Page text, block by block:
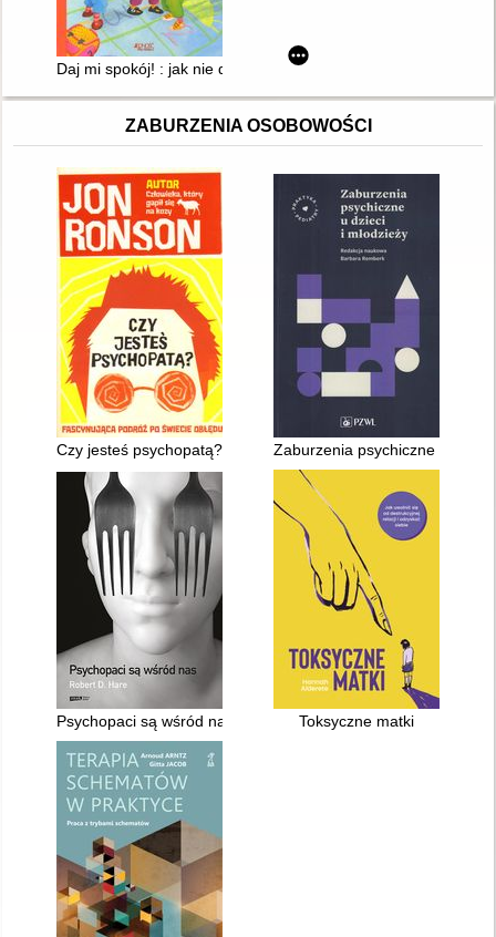
Daj mi spokój! : jak nie dać sobie dokuczać
ZABURZENIA OSOBOWOŚCI
Czy jesteś psychopatą? : fascynująca podróż po świecie
Zaburzenia psychiczne u dzieci
Psychopaci są wśród nas Toksyczne matki